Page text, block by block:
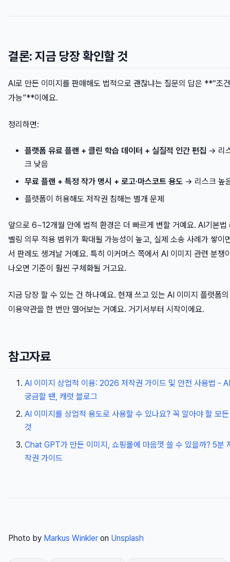
결론: 지금 당장 확인할 것
AI로 만든 이미지를 판매해도 법적으로 괜찮냐는 질문의 답은 **“조
가능”**이에요.
정리하면:
플랫폼 유료 플랜 + 클린 학습 데이터 + 실질적 인간 편집 → 리
크 낮음
무료 플랜 + 특정 작가 명시 + 로고·마스코트 용도 → 리스크 높
플랫폼이 허용해도 저작권 침해는 별개 문제
앞으로 6~12개월 안에 법적 환경은 더 빠르게 변할 거예요. AI기본법
벨링 의무 적용 범위가 확대될 가능성이 높고, 실제 소송 사례가 쌓이
서 판례도 생겨날 거예요. 특히 이커머스 쪽에서 AI 이미지 관련 분쟁
나오면 기준이 훨씬 구체화될 거고요.
지금 당장 할 수 있는 건 하나예요. 현재 쓰고 있는 AI 이미지 플랫폼의
이용약관을 한 번만 열어보는 거예요. 거기서부터 시작이에요.
참고자료
AI 이미지 상업적 이용: 2026 저작권 가이드 및 안전 사용법 -
궁금할 땐, 캐럿 블로그
AI 이미지를 상업적 용도로 사용할 수 있나요? 꼭 알아야 할 모든
것
Chat GPT가 만든 이미지, 쇼핑몰에 마음껏 쓸 수 있을까? 5분
작권 가이드
Photo by Markus Winkler on Unsplash